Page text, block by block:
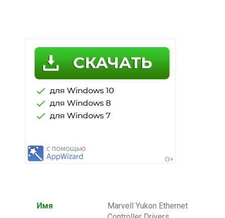
Имя
Marvell Yukon Ethernet